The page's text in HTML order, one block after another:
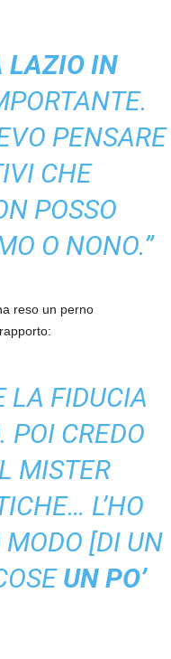
LAZIO IN
PENSARE
CHE
POSSO
O NONO.”
reso un perno
LA FIDUCIA
POI CREDO
MISTER
L’HO
MODO [DI UN
UN PO’